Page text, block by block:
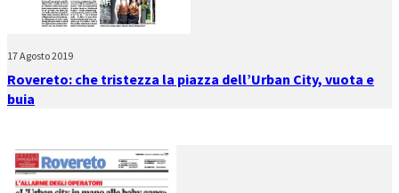
17 Agosto 2019
Rovereto: che tristezza la piazza dell’Urban City, vuota e
buia